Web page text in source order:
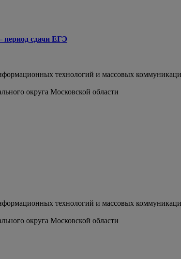
период сдачи ЕГЭ
технологий и массовых
округа Московской области
технологий и массовых
округа Московской области